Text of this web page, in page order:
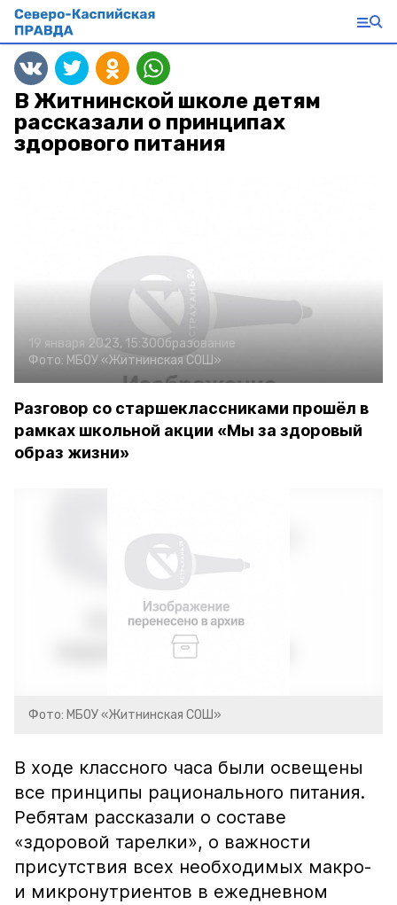
В Житнинской школе детям
рассказали о принципах
здорового питания
19 января 2023, 15:30Образование
Фото: МБОУ «Житнинская СОШ»
Разговор со старшеклассниками прошёл в
рамках школьной акции «Мы за здоровый
образ жизни»
Фото: МБОУ «Житнинская СОШ»
В ходе классного часа были освещены
все принципы рационального питания.
Ребятам рассказали о составе
«здоровой тарелки», о важности
присутствия всех необходимых макро-
и микронутриентов в ежедневном